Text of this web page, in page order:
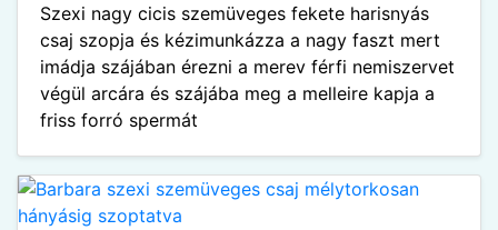
Szexi nagy cicis szemüveges fekete harisnyás
csaj szopja és kézimunkázza a nagy faszt mert
imádja szájában érezni a merev férfi nemiszervet
végül arcára és szájába meg a melleire kapja a
friss forró spermát